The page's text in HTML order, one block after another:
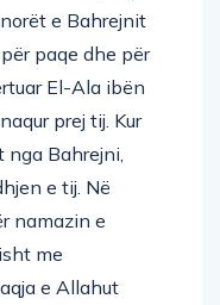
e Bahrejnit
paqe dhe për
El-Ala ibën
prej tij. Kur
Bahrejni,
e tij. Në
namazin e
me
e Allahut